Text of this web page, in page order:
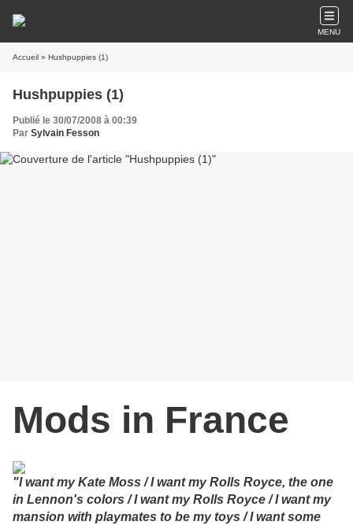
MENU
Accueil » Hushpuppies (1)
Hushpuppies (1)
Publié le 30/07/2008 à 00:39
Par Sylvain Fesson
Mods in France
"I want my Kate Moss / I want my Rolls Royce, the one
in Lennon's colors / I want my Rolls Royce / I want my
mansion with playmates to be my toys / I want some